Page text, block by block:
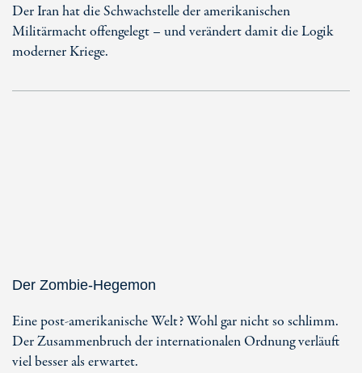
Der Iran hat die Schwachstelle der amerikanischen
Militärmacht offengelegt – und verändert damit die Logik
moderner Kriege.
Der Zombie-Hegemon
Eine post-amerikanische Welt? Wohl gar nicht so schlimm.
Der Zusammenbruch der internationalen Ordnung verläuft
viel besser als erwartet.